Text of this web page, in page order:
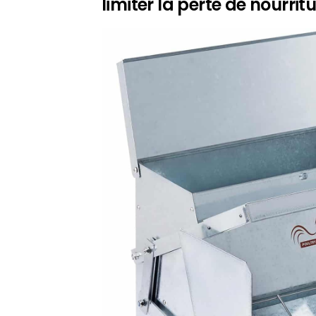
limiter la perte de